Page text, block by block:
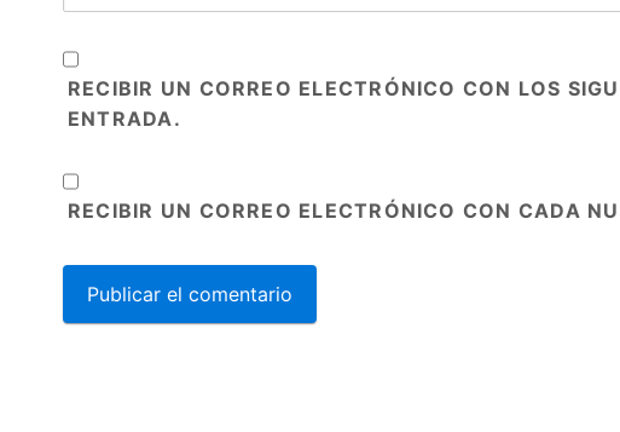
RECIBIR UN CORREO ELECTRÓNICO CON LOS
ENTRADA.
RECIBIR UN CORREO ELECTRÓNICO CON CADA